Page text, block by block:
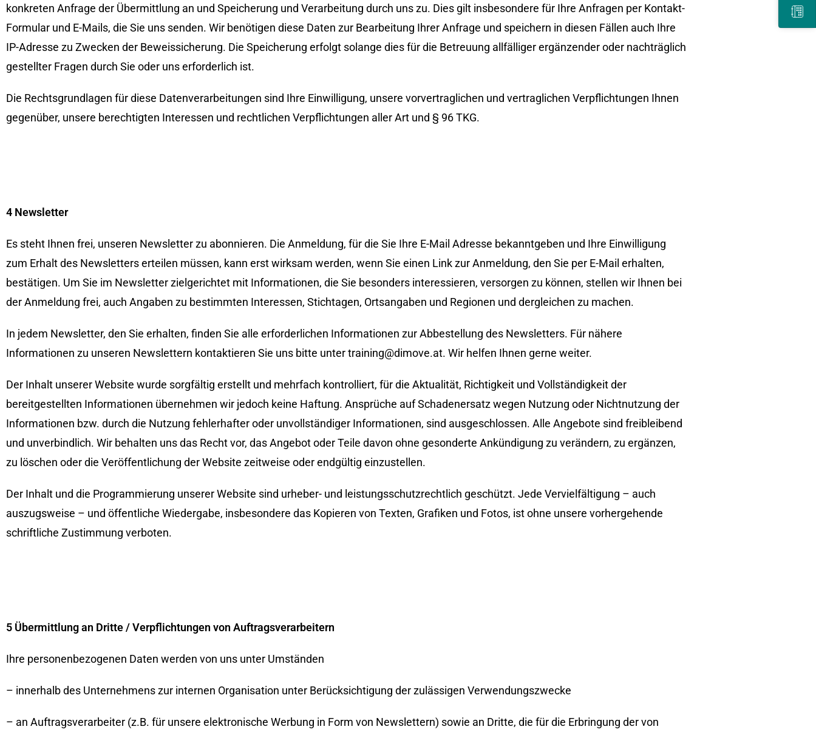
konkreten Anfrage der Übermittlung an und Speicherung und Verarbeitung durch uns zu. Dies gilt insbesondere für Ihre Anfragen per Kontakt-
Formular und E-Mails, die Sie uns senden. Wir benötigen diese Daten zur Bearbeitung Ihrer Anfrage und speichern in diesen Fällen auch Ihre
IP-Adresse zu Zwecken der Beweissicherung. Die Speicherung erfolgt solange dies für die Betreuung allfälliger ergänzender oder nachträglich
gestellter Fragen durch Sie oder uns erforderlich ist.
Die Rechtsgrundlagen für diese Datenverarbeitungen sind Ihre Einwilligung, unsere vorvertraglichen und vertraglichen Verpflichtungen Ihnen
gegenüber, unsere berechtigten Interessen und rechtlichen Verpflichtungen aller Art und § 96 TKG.
4 Newsletter
Es steht Ihnen frei, unseren Newsletter zu abonnieren. Die Anmeldung, für die Sie Ihre E-Mail Adresse bekanntgeben und Ihre Einwilligung
zum Erhalt des Newsletters erteilen müssen, kann erst wirksam werden, wenn Sie einen Link zur Anmeldung, den Sie per E-Mail erhalten,
bestätigen. Um Sie im Newsletter zielgerichtet mit Informationen, die Sie besonders interessieren, versorgen zu können, stellen wir Ihnen bei
der Anmeldung frei, auch Angaben zu bestimmten Interessen, Stichtagen, Ortsangaben und Regionen und dergleichen zu machen.
In jedem Newsletter, den Sie erhalten, finden Sie alle erforderlichen Informationen zur Abbestellung des Newsletters. Für nähere
Informationen zu unseren Newslettern kontaktieren Sie uns bitte unter training@dimove.at. Wir helfen Ihnen gerne weiter.
Der Inhalt unserer Website wurde sorgfältig erstellt und mehrfach kontrolliert, für die Aktualität, Richtigkeit und Vollständigkeit der
bereitgestellten Informationen übernehmen wir jedoch keine Haftung. Ansprüche auf Schadenersatz wegen Nutzung oder Nichtnutzung der
Informationen bzw. durch die Nutzung fehlerhafter oder unvollständiger Informationen, sind ausgeschlossen. Alle Angebote sind freibleibend
und unverbindlich. Wir behalten uns das Recht vor, das Angebot oder Teile davon ohne gesonderte Ankündigung zu verändern, zu ergänzen,
zu löschen oder die Veröffentlichung der Website zeitweise oder endgültig einzustellen.
Der Inhalt und die Programmierung unserer Website sind urheber- und leistungsschutzrechtlich geschützt. Jede Vervielfältigung – auch
auszugsweise – und öffentliche Wiedergabe, insbesondere das Kopieren von Texten, Grafiken und Fotos, ist ohne unsere vorhergehende
schriftliche Zustimmung verboten.
5 Übermittlung an Dritte / Verpflichtungen von Auftragsverarbeitern
Ihre personenbezogenen Daten werden von uns unter Umständen
– innerhalb des Unternehmens zur internen Organisation unter Berücksichtigung der zulässigen Verwendungszwecke
– an Auftragsverarbeiter (z.B. für unsere elektronische Werbung in Form von Newslettern) sowie an Dritte, die für die Erbringung der von